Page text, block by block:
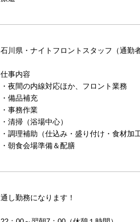
石川県・ナイトフロントスタッフ（通勤
仕事内容
・夜間の内線対応ほか、フロント業務
・備品補充
・事務作業
・清掃（浴場中心）
・調理補助（仕込み・盛り付け・食材加
・朝食会場準備＆配膳
通し勤務になります！